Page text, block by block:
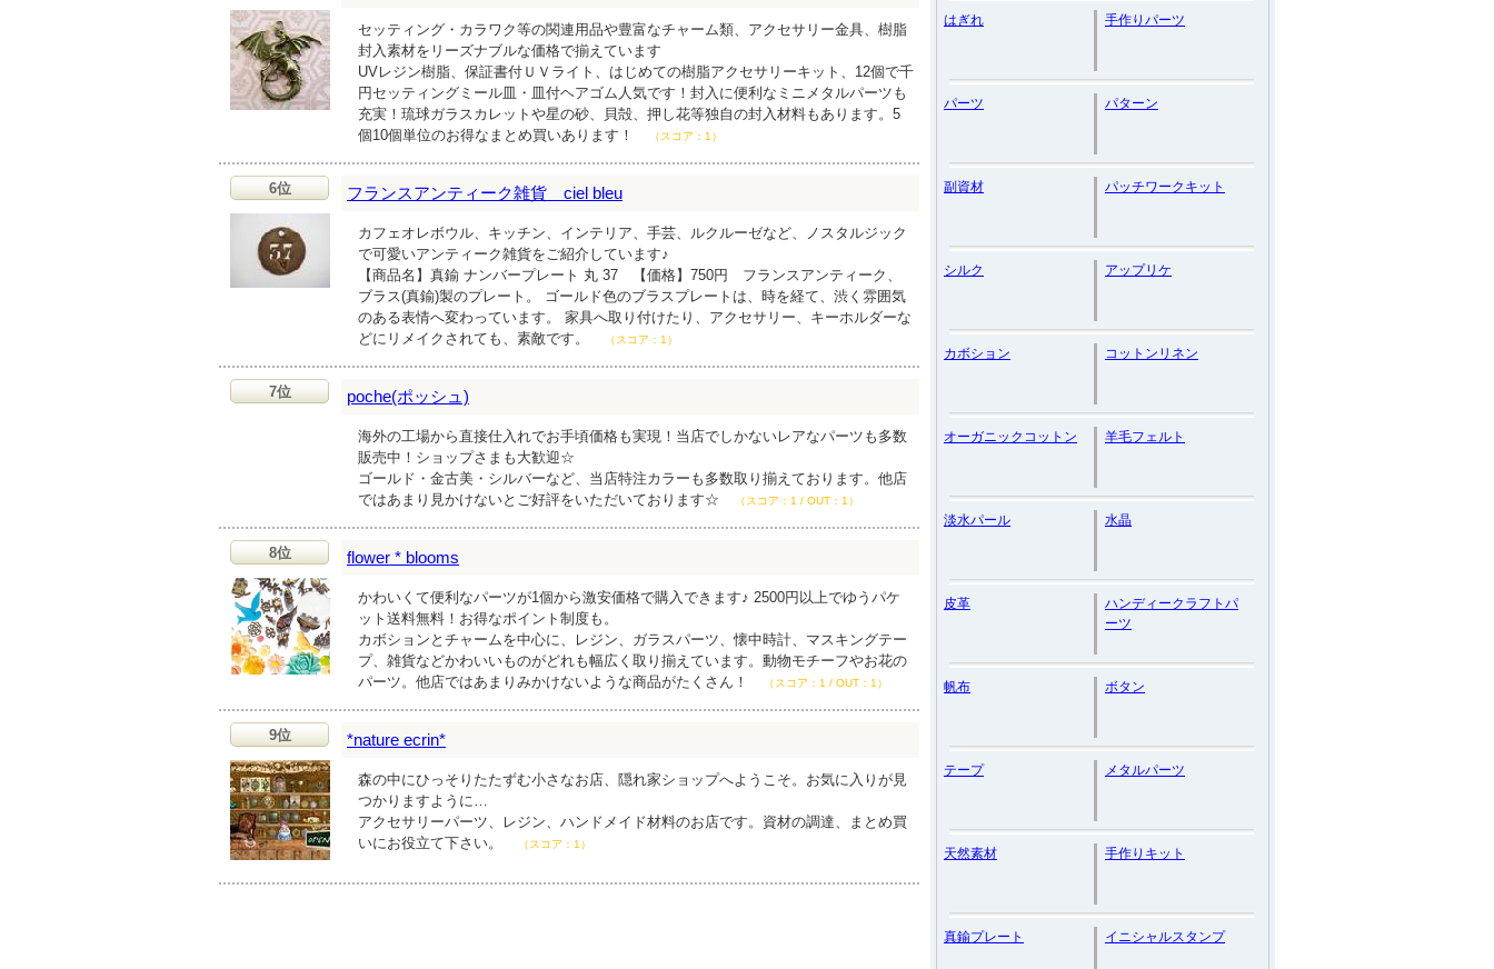
セッティング・カラワク等の関連用品や豊富なチャーム類、アクセサリー金具、樹脂
封入素材をリーズナブルな価格で揃えています
UVレジン樹脂、保証書付ＵＶライト、はじめての樹脂アクセサリーキット、12個で千
円セッティングミール皿・皿付ヘアゴム人気です！封入に便利なミニメタルパーツも
充実！琉球ガラスカレットや星の砂、貝殻、押し花等独自の封入材料もあります。5
個10個単位のお得なまとめ買いあります！
（スコア：1）
6位 フランスアンティーク雑貨 ciel bleu
カフェオレボウル、キッチン、インテリア、手芸、ルクルーゼなど、ノスタルジック
で可愛いアンティーク雑貨をご紹介しています♪
【商品名】真鍮 ナンバープレート 丸 37 【価格】750円 フランスアンティーク、
ブラス(真鍮)製のプレート。 ゴールド色のブラスプレートは、時を経て、渋く雰囲気
のある表情へ変わっています。 家具へ取り付けたり、アクセサリー、キーホルダーな
どにリメイクされても、素敵です。
（スコア：1）
7位 poche(ポッシュ)
海外の工場から直接仕入れでお手頃価格も実現！当店でしかないレアなパーツも多数
販売中！ショップさまも大歓迎☆
ゴールド・金古美・シルバーなど、当店特注カラーも多数取り揃えております。他店
ではあまり見かけないとご好評をいただいております☆
（スコア：1 / OUT：1）
8位 flower * blooms
かわいくて便利なパーツが1個から激安価格で購入できます♪ 2500円以上でゆうパケ
ット送料無料！お得なポイント制度も。
カボションとチャームを中心に、レジン、ガラスパーツ、懐中時計、マスキングテー
プ、雑貨などかわいいものがどれも幅広く取り揃えています。動物モチーフやお花の
パーツ。他店ではあまりみかけないような商品がたくさん！
（スコア：1 / OUT：1）
9位 *nature ecrin*
森の中にひっそりたたずむ小さなお店、隠れ家ショップへようこそ。お気に入りが見
つかりますように…
アクセサリーパーツ、レジン、ハンドメイド材料のお店です。資材の調達、まとめ買
いにお役立て下さい。
（スコア：1）
はぎれ 手作りパーツ
パーツ パターン
副資材 パッチワークキット
シルク アップリケ
カボション コットンリネン
オーガニックコットン 羊毛フェルト
淡水パール 水晶
皮革
ハンディークラフトパ
ーツ
帆布 ボタン
テープ メタルパーツ
天然素材 手作りキット
真鍮プレート イニシャルスタンプ